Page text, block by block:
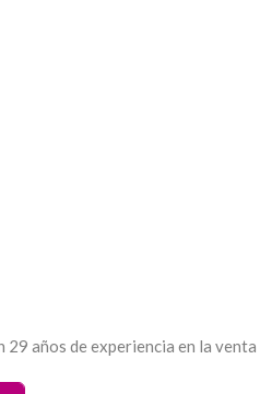
29 años de experiencia en la